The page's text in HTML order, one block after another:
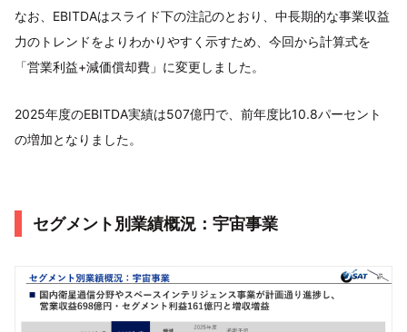
なお、EBITDAはスライド下の注記のとおり、中長期的な事業収益
力のトレンドをよりわかりやすく示すため、今回から計算式を
「営業利益+減価償却費」に変更しました。
2025年度のEBITDA実績は507億円で、前年度比10.8パーセント
の増加となりました。
セグメント別業績概況：宇宙事業